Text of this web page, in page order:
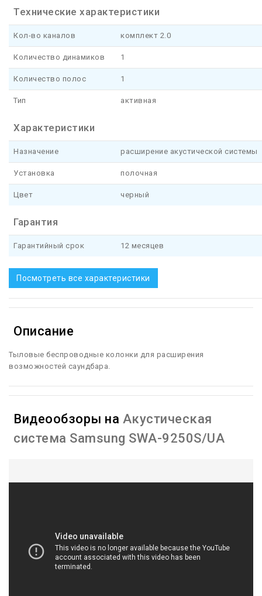
Технические характеристики
Кол-во каналов комплект 2.0
Количество динамиков 1
Количество полос 1
Тип активная
Характеристики
Назначение расширение акустической системы
Установка полочная
Цвет черный
Гарантия
Гарантийный срок 12 месяцев
Посмотреть все характеристики
Описание
Тыловые беспроводные колонки для расширения
возможностей саундбара.
Видеообзоры на Акустическая
система Samsung SWA-9250S/UA